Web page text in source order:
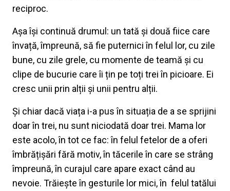
reciproc.
Așa își continuă drumul: un tată și două fiice care
învață, împreună, să fie puternici în felul lor, cu zile
bune, cu zile grele, cu momente de teamă și cu
clipe de bucurie care îi țin pe toți trei în picioare. Ei
cresc unii prin alții și unii pentru alții.
Și chiar dacă viața i-a pus în situația de a se sprijini
doar în trei, nu sunt niciodată doar trei. Mama lor
este acolo, în tot ce fac: în felul fetelor de a oferi
îmbrățișări fără motiv, în tăcerile în care se strâng
împreună, în curajul care apare exact când au
nevoie. Trăiește în gesturile lor mici, în felul tatălui